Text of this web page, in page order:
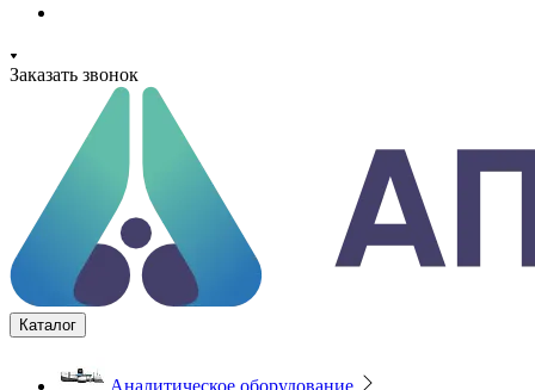
Заказать звонок
Каталог
Аналитическое оборудование